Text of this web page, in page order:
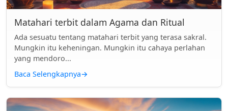
Matahari terbit dalam Agama dan Ritual
Ada sesuatu tentang matahari terbit yang terasa sakral.
Mungkin itu keheningan. Mungkin itu cahaya perlahan
yang mendoro...
Baca Selengkapnya→